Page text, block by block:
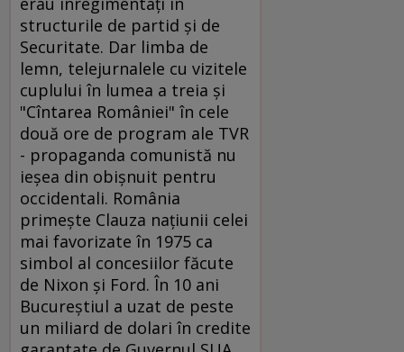
structurile de partid şi de
Securitate. Dar limba de
lemn, telejurnalele cu vizitele
cuplului în lumea a treia şi
"Cîntarea României" în cele
două ore de program ale TVR
- propaganda comunistă nu
ieşea din obişnuit pentru
occidentali. România
primeşte Clauza naţiunii celei
mai favorizate în 1975 ca
simbol al concesiilor făcute
de Nixon şi Ford. În 10 ani
Bucureştiul a uzat de peste
un miliard de dolari în credite